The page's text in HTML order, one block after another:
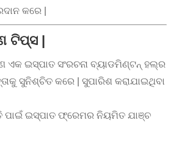
କରେ |
ଟିପ୍ସ |
ଏକ ଇସ୍ପାତ ସଂରଚନା ବ୍ୟାଡମିଣ୍ଟନ୍ ହଲ୍ର
ସୁନିଶ୍ଚିତ କରେ | ସୁପାରିଶ କରାଯାଇଥିବା
ପାଇଁ ଇସ୍ପାତ ଫ୍ରେମର ନିୟମିତ ଯାଞ୍ଚ